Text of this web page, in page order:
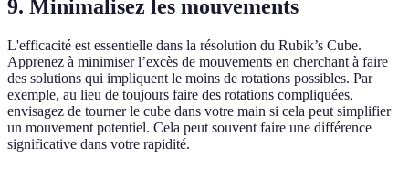
9. Minimalisez les mouvements
L'efficacité est essentielle dans la résolution du Rubik’s Cube.
Apprenez à minimiser l’excès de mouvements en cherchant à faire
des solutions qui impliquent le moins de rotations possibles. Par
exemple, au lieu de toujours faire des rotations compliquées,
envisagez de tourner le cube dans votre main si cela peut simplifier
un mouvement potentiel. Cela peut souvent faire une différence
significative dans votre rapidité.